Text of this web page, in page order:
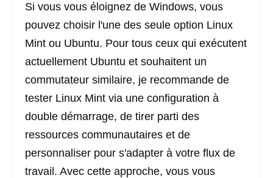
Si vous vous éloignez de Windows, vous
pouvez choisir l'une des seule option Linux
Mint ou Ubuntu. Pour tous ceux qui exécutent
actuellement Ubuntu et souhaitent un
commutateur similaire, je recommande de
tester Linux Mint via une configuration à
double démarrage, de tirer parti des
ressources communautaires et de
personnaliser pour s'adapter à votre flux de
travail. Avec cette approche, vous vous